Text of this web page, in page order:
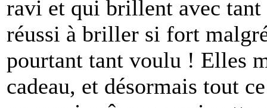
ravi et qui brillent avec
réussi à briller si fort
pourtant tant voulu ! Elles
cadeau, et désormais tout